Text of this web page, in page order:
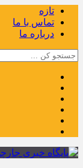
تازه
تماس با ما
درباره ما